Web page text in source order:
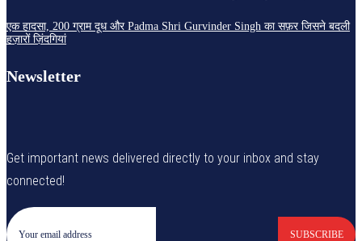
एक हादसा, 200 ग्राम दूध और Padma Shri Gurvinder Singh का सफ़र जिसने बदली
हज़ारों ज़िंदगियां
Newsletter
Get important news delivered directly to your inbox and stay
connected!
SUBSCRIBE